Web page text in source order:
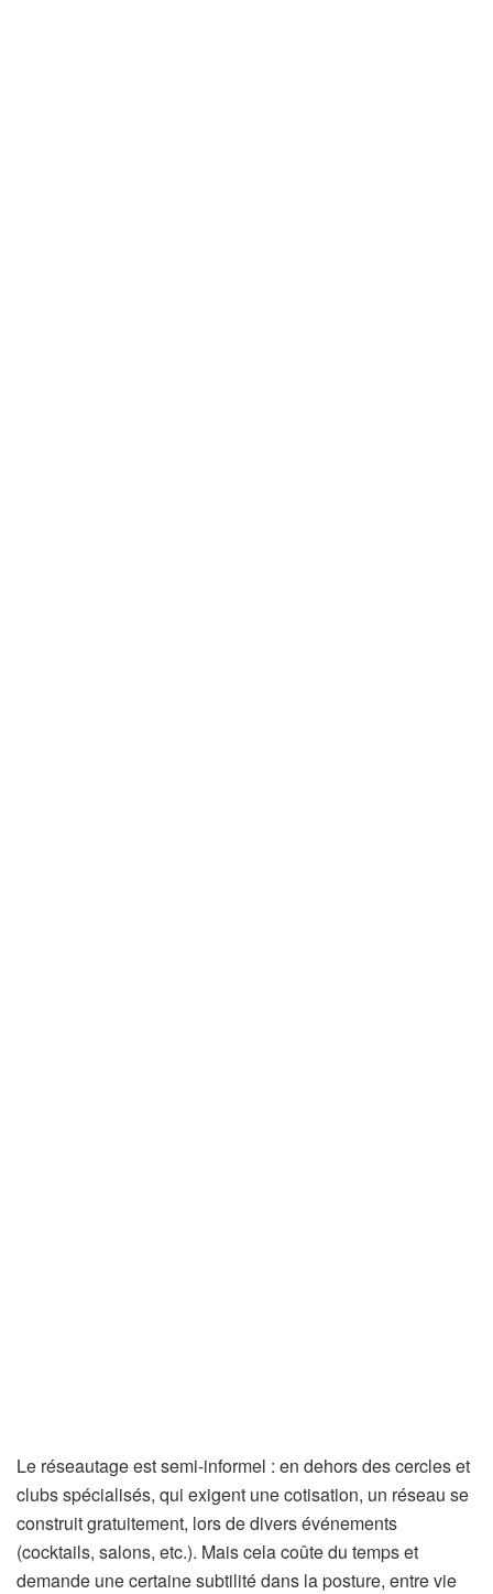
Le réseautage est semi-informel : en dehors des cercles et
clubs spécialisés, qui exigent une cotisation, un réseau se
construit gratuitement, lors de divers événements
(cocktails, salons, etc.). Mais cela coûte du temps et
demande une certaine subtilité dans la posture, entre vie